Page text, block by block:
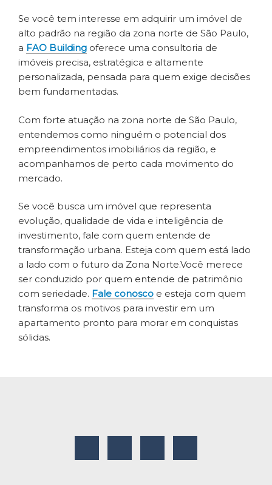
Se você tem interesse em adquirir um imóvel de
alto padrão na região da zona norte de São Paulo,
a FAO Building oferece uma consultoria de
imóveis precisa, estratégica e altamente
personalizada, pensada para quem exige decisões
bem fundamentadas.
Com forte atuação na zona norte de São Paulo,
entendemos como ninguém o potencial dos
empreendimentos imobiliários da região, e
acompanhamos de perto cada movimento do
mercado.
Se você busca um imóvel que representa
evolução, qualidade de vida e inteligência de
investimento, fale com quem entende de
transformação urbana. Esteja com quem está lado
a lado com o futuro da Zona Norte.Você merece
ser conduzido por quem entende de patrimônio
com seriedade. Fale conosco e esteja com quem
transforma os motivos para investir em um
apartamento pronto para morar em conquistas
sólidas.